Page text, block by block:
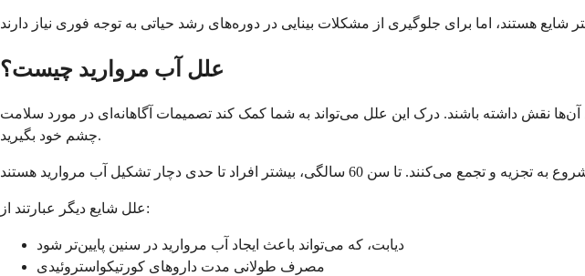
علل آب مروارید چیست؟
نقش داشته باشند. درک این علل می‌تواند به شما کمک کند تصمیمات آگاهانه‌ای در مورد سلامت
چشم خود بگیرید.
علل شایع دیگر عبارتند از:
دیابت، که می‌تواند باعث ایجاد آب مروارید در سنین پایین‌تر شود
مصرف طولانی مدت داروهای کورتیکواستروئیدی